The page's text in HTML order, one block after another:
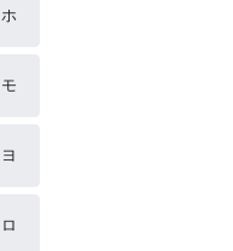
ホ
モ
ヨ
ロ